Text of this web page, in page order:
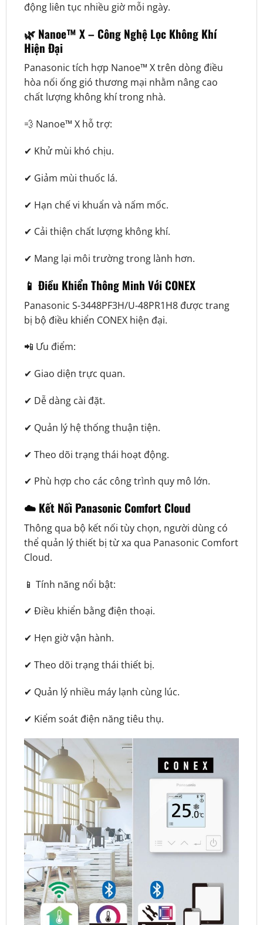
động liên tục nhiều giờ mỗi ngày.
🌿 Nanoe™ X – Công Nghệ Lọc Không Khí
Hiện Đại
Panasonic tích hợp Nanoe™ X trên dòng điều
hòa nối ống gió thương mại nhằm nâng cao
chất lượng không khí trong nhà.
💨 Nanoe™ X hỗ trợ:
✔ Khử mùi khó chịu.
✔ Giảm mùi thuốc lá.
✔ Hạn chế vi khuẩn và nấm mốc.
✔ Cải thiện chất lượng không khí.
✔ Mang lại môi trường trong lành hơn.
📱 Điều Khiển Thông Minh Với CONEX
Panasonic S-3448PF3H/U-48PR1H8 được trang
bị bộ điều khiển CONEX hiện đại.
📲 Ưu điểm:
✔ Giao diện trực quan.
✔ Dễ dàng cài đặt.
✔ Quản lý hệ thống thuận tiện.
✔ Theo dõi trạng thái hoạt động.
✔ Phù hợp cho các công trình quy mô lớn.
☁️ Kết Nối Panasonic Comfort Cloud
Thông qua bộ kết nối tùy chọn, người dùng có
thể quản lý thiết bị từ xa qua Panasonic Comfort
Cloud.
📱 Tính năng nổi bật:
✔ Điều khiển bằng điện thoại.
✔ Hẹn giờ vận hành.
✔ Theo dõi trạng thái thiết bị.
✔ Quản lý nhiều máy lạnh cùng lúc.
✔ Kiểm soát điện năng tiêu thụ.